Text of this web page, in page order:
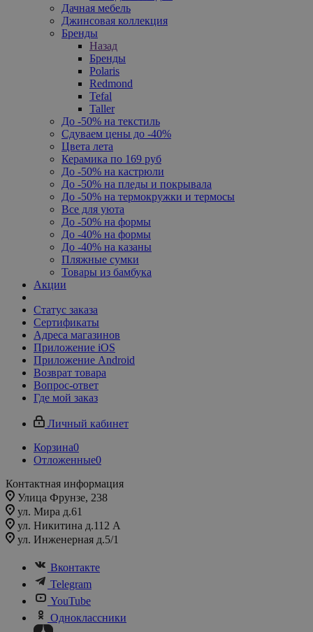
Дачная мебель
Джинсовая коллекция
Бренды
Назад
Бренды
Polaris
Redmond
Tefal
Taller
До -50% на текстиль
Сдуваем цены до -40%
Цвета лета
Керамика по 169 руб
До -50% на кастрюли
До -50% на пледы и покрывала
До -50% на термокружки и термосы
Все для уюта
До -50% на формы
До -40% на формы
До -40% на казаны
Пляжные сумки
Товары из бамбука
Акции
Статус заказа
Сертификаты
Адреса магазинов
Приложение iOS
Приложение Android
Возврат товара
Вопрос-ответ
Где мой заказ
Личный кабинет
Корзина0
Отложенные0
Контактная информация
Улица Фрунзе, 238​
ул. Мира д.61
ул. Никитина д.112 А
ул. Инженерная д.5/1
Вконтакте
Telegram
YouTube
Одноклассники